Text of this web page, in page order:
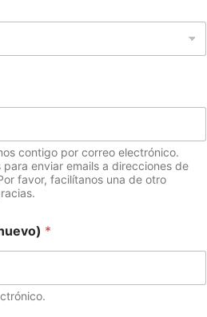
contigo por correo electrónico.
enviar emails a direcciones de
favor, facilítanos una de otro
*